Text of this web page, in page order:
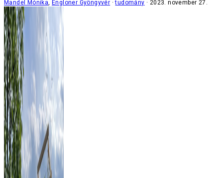
Mandel Mónika, Engloner Gyöngyvér tudomány 2023. november 27.